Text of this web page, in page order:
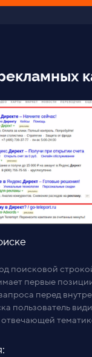
поисковой
первые
перед
пользователь